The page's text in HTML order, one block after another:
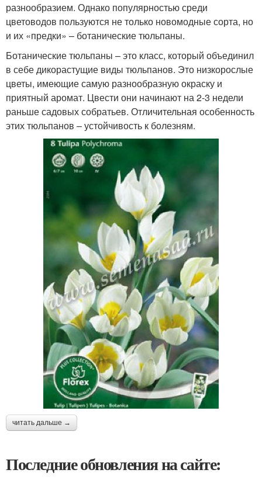
разнообразием. Однако популярностью среди
цветоводов пользуются не только новомодные сорта, но
и их «предки» – ботанические тюльпаны.
Ботанические тюльпаны – это класс, который объединил
в себе дикорастущие виды тюльпанов. Это низкорослые
цветы, имеющие самую разнообразную окраску и
приятный аромат. Цвести они начинают на 2-3 недели
раньше садовых собратьев. Отличительная особенность
этих тюльпанов – устойчивость к болезням.
читать дальше →
Последние обновления на сайте: